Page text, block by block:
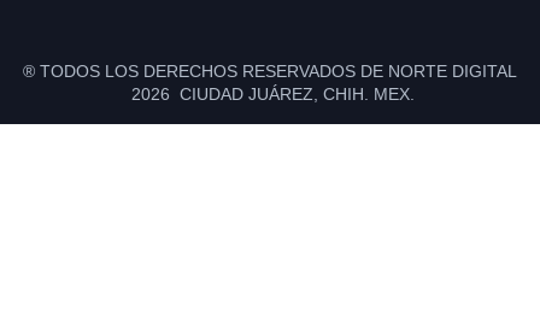
® TODOS LOS DERECHOS RESERVADOS DE NORTE DIGITAL
2026 CIUDAD JUÁREZ, CHIH. MEX.